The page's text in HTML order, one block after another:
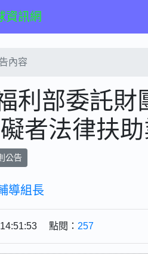
資訊網
內容
利部委託財
者法律扶
公告
導組長
14:51:53 點閱： 257